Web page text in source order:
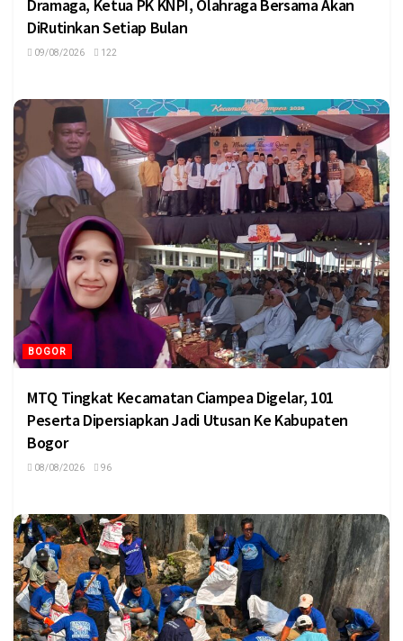
Dramaga, Ketua PK KNPI, Olahraga Bersama Akan
DiRutinkan Setiap Bulan
09/08/2026 122
BOGOR
MTQ Tingkat Kecamatan Ciampea Digelar, 101
Peserta Dipersiapkan Jadi Utusan Ke Kabupaten
Bogor
08/08/2026 96